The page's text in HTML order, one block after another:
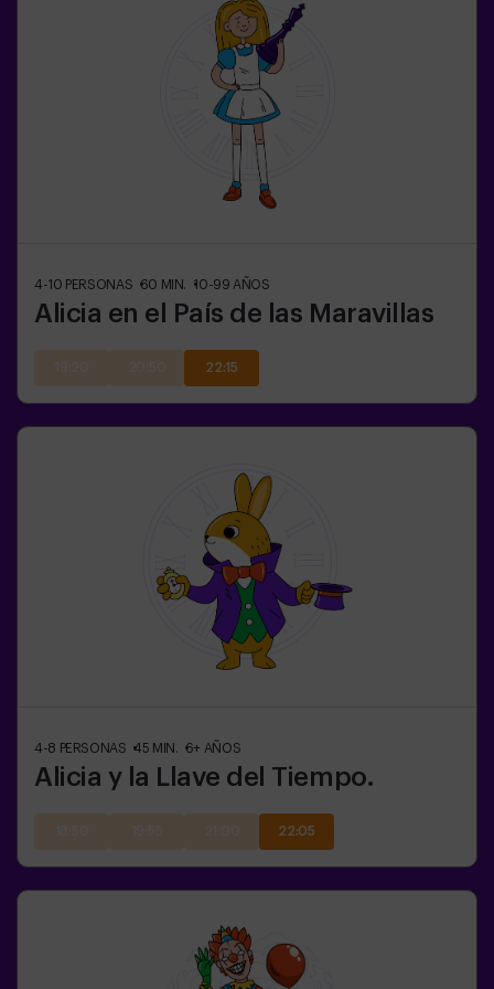
4-10 PERSONAS 60 MIN. 10-99 AÑOS
Alicia en el País de las Maravillas
22:15
4-8 PERSONAS 45 MIN. 6+ AÑOS
Alicia y la Llave del Tiempo.
22:05